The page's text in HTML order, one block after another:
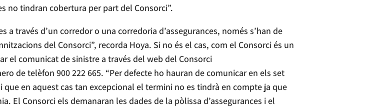
no tindran cobertura per part del Consorci”.
a través d’un corredor o una corredoria d’assegurances, només s’han de
del Consorci”, recorda Hoya. Si no és el cas, com el Consorci és un
el comunicat de sinistre a través del web del Consorci
de telèfon 900 222 665. “Per defecte ho hauran de comunicar en els set
en aquest cas tan excepcional el termini no es tindrà en compte ja que
El Consorci els demanaran les dades de la pòlissa d’assegurances i el